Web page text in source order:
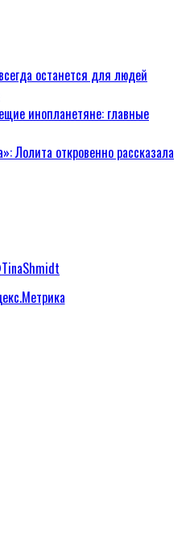
останется для людей
инопланетяне: главные
Лолита откровенно рассказала